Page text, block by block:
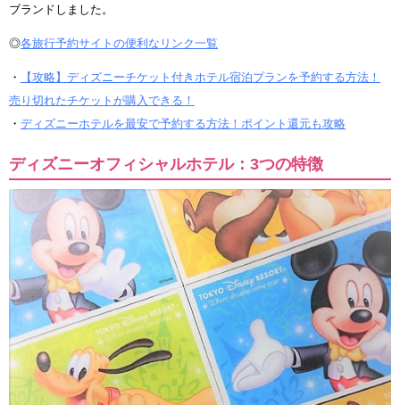
ブランドしました。
◎各旅行予約サイトの便利なリンク一覧
・
【攻略】ディズニーチケット付きホテル宿泊プランを予約する方法！
売り切れたチケットが購入できる！
・ ディズニーホテルを最安で予約する方法！ポイント還元も攻略
ディズニーオフィシャルホテル：3つの特徴